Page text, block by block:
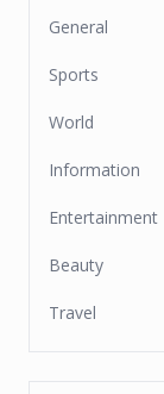
General
Sports
World
Information
Entertainment
Beauty
Travel